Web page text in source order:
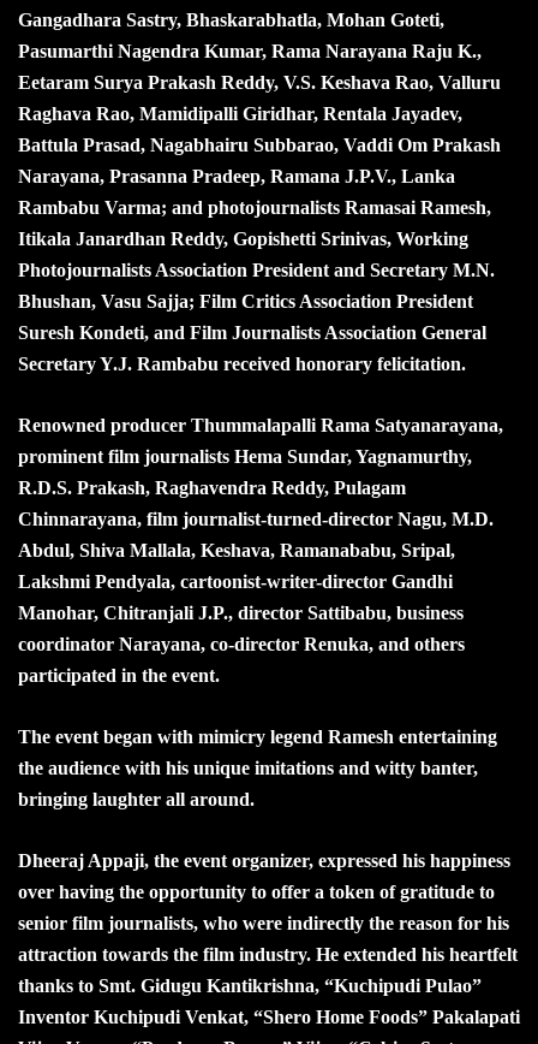
Gangadhara Sastry, Bhaskarabhatla, Mohan Goteti,
Pasumarthi Nagendra Kumar, Rama Narayana Raju K.,
Eetaram Surya Prakash Reddy, V.S. Keshava Rao, Valluru
Raghava Rao, Mamidipalli Giridhar, Rentala Jayadev,
Battula Prasad, Nagabhairu Subbarao, Vaddi Om Prakash
Narayana, Prasanna Pradeep, Ramana J.P.V., Lanka
Rambabu Varma; and photojournalists Ramasai Ramesh,
Itikala Janardhan Reddy, Gopishetti Srinivas, Working
Photojournalists Association President and Secretary M.N.
Bhushan, Vasu Sajja; Film Critics Association President
Suresh Kondeti, and Film Journalists Association General
Secretary Y.J. Rambabu received honorary felicitation.
Renowned producer Thummalapalli Rama Satyanarayana,
prominent film journalists Hema Sundar, Yagnamurthy,
R.D.S. Prakash, Raghavendra Reddy, Pulagam
Chinnarayana, film journalist-turned-director Nagu, M.D.
Abdul, Shiva Mallala, Keshava, Ramanababu, Sripal,
Lakshmi Pendyala, cartoonist-writer-director Gandhi
Manohar, Chitranjali J.P., director Sattibabu, business
coordinator Narayana, co-director Renuka, and others
participated in the event.
The event began with mimicry legend Ramesh entertaining
the audience with his unique imitations and witty banter,
bringing laughter all around.
Dheeraj Appaji, the event organizer, expressed his happiness
over having the opportunity to offer a token of gratitude to
senior film journalists, who were indirectly the reason for his
attraction towards the film industry. He extended his heartfelt
thanks to Smt. Gidugu Kantikrishna, “Kuchipudi Pulao”
Inventor Kuchipudi Venkat, “Shero Home Foods” Pakalapati